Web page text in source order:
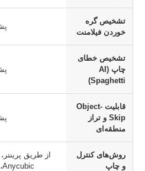
تشخیص گره
خوردن فیلامنت
تشخیص خطای
چاپ (AI
Spaghetti)
قابلیت Object-
Skip و تراز
منطقه‌ای
روش‌های کنترل
و چاپ
از طریق
Anycubic، فلش USB (فقط چاپ)